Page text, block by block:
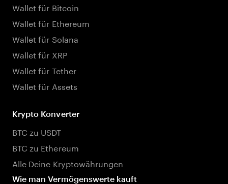
Wallet für Bitcoin
Wallet für Ethereum
Wallet für Solana
Wallet für XRP
Wallet für Tether
Wallet für Assets
Krypto Konverter
BTC zu USDT
BTC zu Ethereum
Alle Deine Kryptowährungen
Wie man Vermögenswerte kauft